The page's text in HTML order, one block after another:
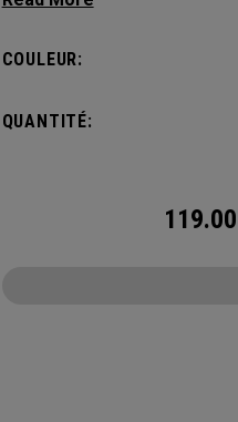
vos affaires les plus
COULEUR:
QUANTITÉ:
119.00